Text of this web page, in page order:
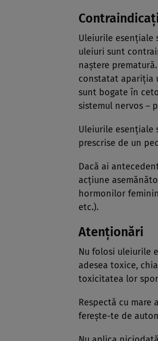
Uleiurile esenţiale
uleiuri sunt
naştere
constatat apariţia
sunt bogate în
sistemul nervos –
Uleiurile esenţiale
prescrise de un
Dacă ai
acţiune
hormonilor
etc.).
Atenţionări
Nu folosi uleiurile
adesea toxice,
toxicitatea lor
Respectă cu mare
fereşte-te de